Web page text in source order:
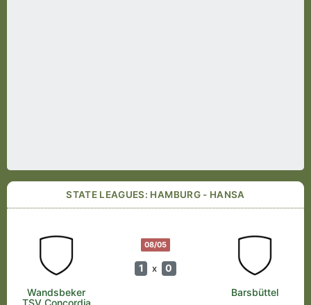
STATE LEAGUES: HAMBURG - HANSA
08/05
1 x 0
Wandsbeker
TSV Concordia
Barsbüttel